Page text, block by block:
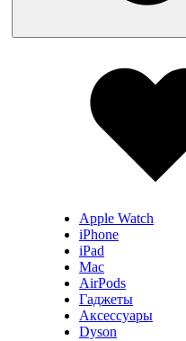
Apple Watch
iPhone
iPad
Mac
AirPods
Гаджеты
Аксессуары
Dyson